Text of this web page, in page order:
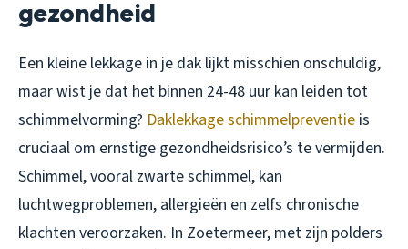
gezondheid
Een kleine lekkage in je dak lijkt misschien onschuldig,
maar wist je dat het binnen 24-48 uur kan leiden tot
schimmelvorming? Daklekkage schimmelpreventie is
cruciaal om ernstige gezondheidsrisico’s te vermijden.
Schimmel, vooral zwarte schimmel, kan
luchtwegproblemen, allergieën en zelfs chronische
klachten veroorzaken. In Zoetermeer, met zijn polders